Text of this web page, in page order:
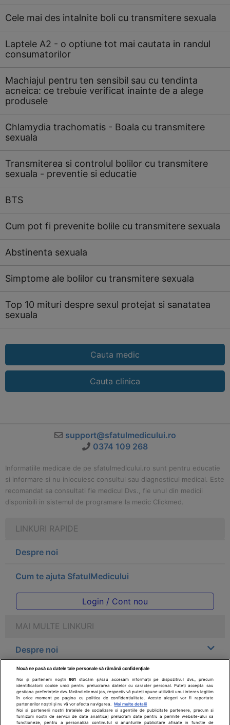
Cele mai des intalnite boli cu transmitere sexuala
Laptele A2 - o optiune tot mai cautata in randul
consumatorilor
Machiajul pentru ten sensibil sau cu tendinta
acneica: ce trebuie verificat inainte de a alege
produsele
Chlamydia trachomatis - Boala cu transmitere
sexuala
Transmiterea si controlul bolilor cu transmitere
sexuala - preventie si educatie
BTS
Cum pot fi prevenite bolile cu transmitere sexuala
Abstinenta sexuala
Simptome ale bolilor cu transmitere sexuala
Top 10 mituri despre sexul protejat si sanatatea
sexuala
Cauta medic
Cauta clinica
support@sfatulmedicului.ro
0374 109 268
Informatiile medicale de pe sfatulmedicului.ro sunt pentru educatie
si informare si nu inlocuiesc consultul sau diagnosticul medical. Este
recomandat sa consultati fie medicul Dvs., fie unul din medicii
disponibili in sistemul de programare la medic Clickmed.
LINKURI RAPIDE
Despre noi
Cum te ajuta SfatulMedicului
Login / Cont nou
MAI MULTE LINKURI
Despre noi
Legal
Drepturile consumatorului
Parteneri
Nouă ne pasă ca datele tale personale să rămână confidențiale
Noi și partenerii noștri961
stocăm și/sau accesăm informații pe dispozitivul dvs., precum
identificatorii cookie unici pentru prelucrarea datelor cu caracter personal. Puteți accepta sau
gestiona preferințele dvs. făcând clic mai jos, respectiv vă puteți opune utilizării unui interes legitim
în orice moment pe pagina cu politica de confidențialitate. Aceste alegeri vor fi raportate
partenerilor noștri și nu vă vor afecta navigarea.
Mai multe detalii
Noi si partenerii nostri (retelele de socializare si agentiile de publicitate partenere, precum si
furnizorii nostri de servicii de date analitice) prelucram date pentru a permite website-ului sa
functioneze, pentru a personaliza continutul si anunturile publicitare afisate in functie de